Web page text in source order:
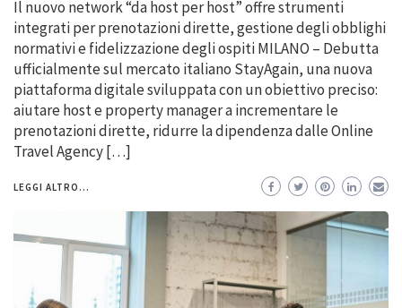
Il nuovo network “da host per host” offre strumenti
integrati per prenotazioni dirette, gestione degli obblighi
normativi e fidelizzazione degli ospiti MILANO – Debutta
ufficialmente sul mercato italiano StayAgain, una nuova
piattaforma digitale sviluppata con un obiettivo preciso:
aiutare host e property manager a incrementare le
prenotazioni dirette, ridurre la dipendenza dalle Online
Travel Agency […]
LEGGI ALTRO...